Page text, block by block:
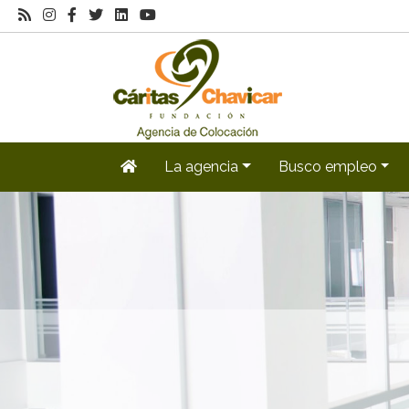
La agencia Busco empleo